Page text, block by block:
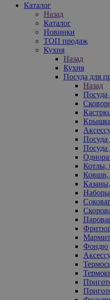
Каталог
Назад
Каталог
Новинки
ТОП продаж
Кухня
Назад
Кухня
Посуда для
Назад
Посуда
Посуда
Посуда
Котлы,
Ковши,
Наборы
Фондю